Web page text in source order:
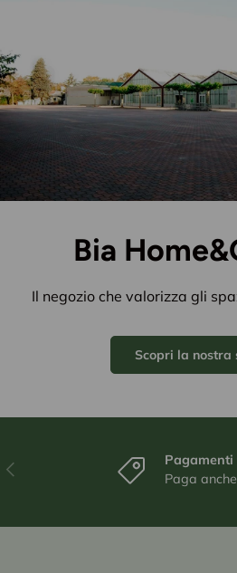
Bia
Il negozio che valorizza gli
Scopri la nostra
Indietro
Pagamenti
Paga